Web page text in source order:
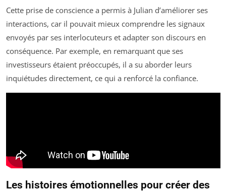
Cette prise de conscience a permis à Julian d’améliorer ses
interactions, car il pouvait mieux comprendre les signaux
envoyés par ses interlocuteurs et adapter son discours en
conséquence. Par exemple, en remarquant que ses
investisseurs étaient préoccupés, il a su aborder leurs
inquiétudes directement, ce qui a renforcé la confiance.
Les histoires émotionnelles pour créer des